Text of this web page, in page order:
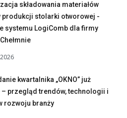
składowania materiałów
produkcji stolarki otworowej -
systemu LogiComb dla firmy
kwartalnika „OKNO” już
– przegląd trendów, technologii i
rozwoju branży